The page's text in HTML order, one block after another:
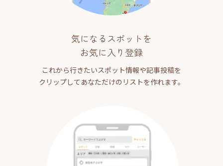
気になるスポットを
お気に入り登録
これから行きたいスポット情報や記事投稿を
クリップしてあなただけのリストを作れます。